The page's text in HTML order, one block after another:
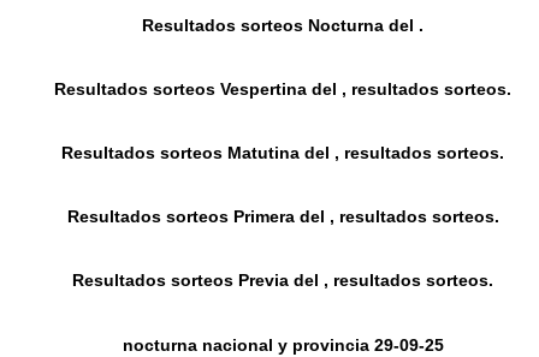
Resultados sorteos Nocturna del .
Resultados sorteos Vespertina del , resultados sorteos.
Resultados sorteos Matutina del , resultados sorteos.
Resultados sorteos Primera del , resultados sorteos.
Resultados sorteos Previa del , resultados sorteos.
nocturna nacional y provincia 29-09-25